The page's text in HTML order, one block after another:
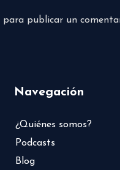
para publicar un
Navegación
¿Quiénes somos?
Podcasts
Blog